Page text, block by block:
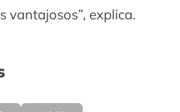
vantajosos”, explica.